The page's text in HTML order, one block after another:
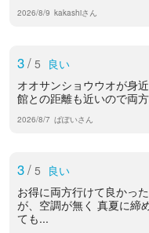
2026/8/9 kakashiさん
3/ 5 良い
オオサンショウウオが身
館との距離も近いので両
2026/8/7 ぱぽいさん
3/ 5 良い
お得に両方行けて良かっ
が、空調が無く 真夏に締
ても...